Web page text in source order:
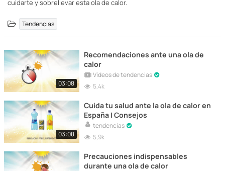
cuidarte y sobrellevar esta ola de calor.
Tendencias
03:08
Recomendaciones ante una ola de
calor
Vídeos de tendencias
5,4k
03:08
Cuida tu salud ante la ola de calor en
España | Consejos
tendencias
5,9k
Precauciones indispensables
durante una ola de calor